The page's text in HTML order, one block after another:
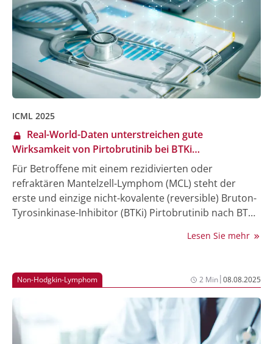
ICML 2025
Real-World-Daten unterstreichen gute
Wirksamkeit von Pirtobrutinib bei BTKi
vorbehandelten Patient:innen
Für Betroffene mit einem rezidivierten oder
refraktären Mantelzell-Lymphom (MCL) steht der
erste und einzige nicht-kovalente (reversible) Bruton-
Tyrosinkinase-Inhibitor (BTKi) Pirtobrutinib nach BTKi-
International Conference on Malignant Lymphoma
nun erstmalig Real-World-Daten (RWE) zur Therapie
des MCL mit Pirtobrutinib im Rahmen einer
Posterpräsentation von Dr. Enver Aydilek (Bielefeld)
vorgestellt, die die überzeugenden Studiendaten im
Therapiealltag bestätigen [2].
Lesen Sie mehr
Non-Hodgkin-Lymphom 2 Min|08.08.2025